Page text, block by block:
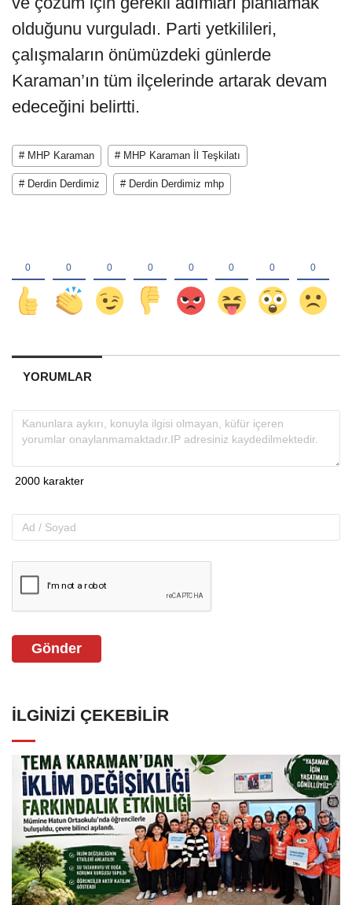
olduğunu vurguladı. Parti yetkilileri,
çalışmaların önümüzdeki günlerde
Karaman’ın tüm ilçelerinde artarak devam
edeceğini belirtti.
# MHP Karaman # MHP Karaman İl Teşkilatı
# Derdin Derdimiz # Derdin Derdimiz mhp
YORUMLAR
Gönder
İLGINIZI ÇEKEBILIR